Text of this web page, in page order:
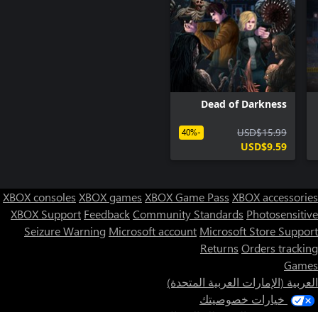
Dead of Darkness
USD$15.99
USD$9.59
-40%
XBOX consoles XBOX games XBOX Game Pass XBOX accessories
XBOX Support FeedbackCommunity Standards Photosensitive
Seizure Warning Microsoft account Microsoft Store Support
Returns Orders tracking
Games
العربية (الإمارات العربية المتحدة)
خيارات خصوصيتك